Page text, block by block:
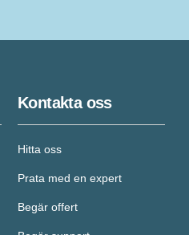
Kontakta oss
Hitta oss
Prata med en expert
Begär offert